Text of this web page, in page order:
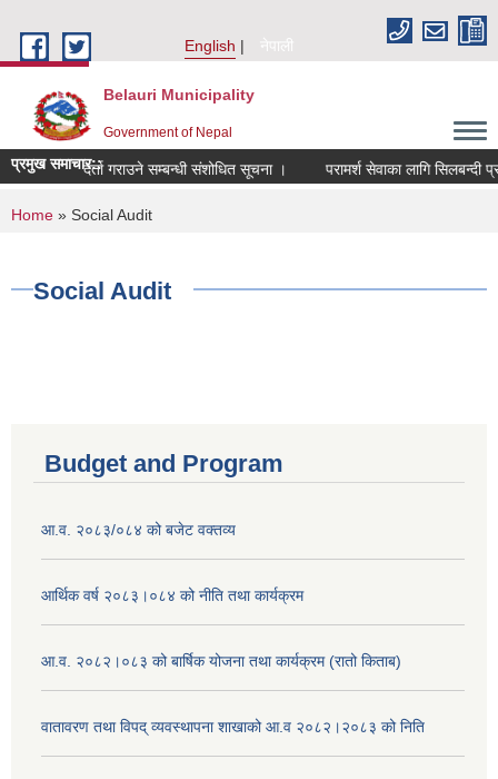
English
नेपाली
Belauri Municipality
Government of Nepal
प्रमुख समाचार::
नाम दर्ता गराउने सम्बन्धी संशोधित सूचना । परामर्श सेवाका लागि सिलबन्दी
You are here
Home » Social Audit
Social Audit
Budget and Program
आ.व. २०८३/०८४ को बजेट वक्तव्य
आर्थिक वर्ष २०८३।०८४ को नीति तथा कार्यक्रम
आ.व. २०८२।०८३ को बार्षिक योजना तथा कार्यक्रम (रातो किताब)
वातावरण तथा विपद् व्यवस्थापना शाखाको आ.व २०८२।२०८३ को निति